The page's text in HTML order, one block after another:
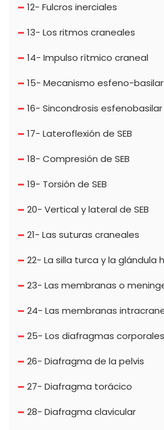
12- Fulcros inerciales
13- Los ritmos craneales
14- Impulso rítmico craneal
15- Mecanismo esfeno-basilar
16- Sincondrosis esfenobasilar
17- Lateroflexión de SEB
18- Compresión de SEB
19- Torsión de SEB
20- Vertical y lateral de SEB
21- Las suturas craneales
22- La silla turca y la glándula
23- Las membranas o
24- Las membranas
25- Los diafragmas corporales
26- Diafragma de la pelvis
27- Diafragma torácico
28- Diafragma clavicular